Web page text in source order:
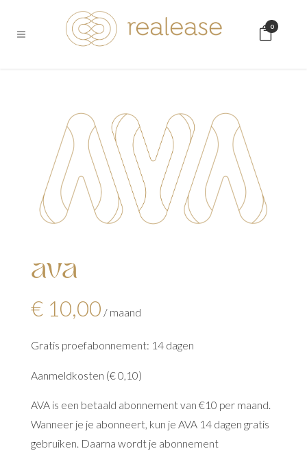
0
ava
€ 10,00 / maand
Gratis proefabonnement: 14 dagen
Aanmeldkosten (€0,10)
AVA is een betaald abonnement van €10 per maand.
Wanneer je je abonneert, kun je AVA 14 dagen gratis
gebruiken. Daarna wordt je abonnement